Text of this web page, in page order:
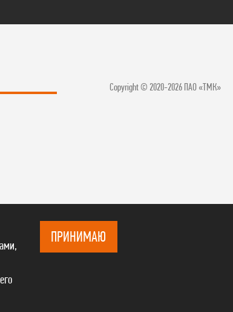
Copyright © 2020-2026 ПАО «ТМК»
ПРИНИМАЮ